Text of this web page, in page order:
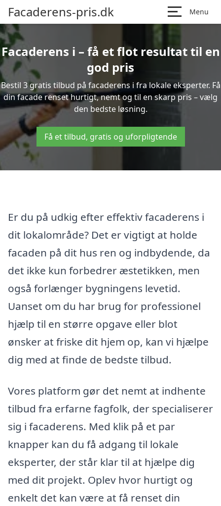
Facaderens-pris.dk Menu
Facaderens i – få et flot resultat til en
god pris
Bestil 3 gratis tilbud på facaderens i fra lokale eksperter. Få
din facade renset hurtigt, nemt og til en skarp pris – vælg
den bedste løsning.
Få et tilbud, gratis og uforpligtende
Er du på udkig efter effektiv facaderens i
dit lokalområde? Det er vigtigt at holde
facaden på dit hus ren og indbydende, da
det ikke kun forbedrer æstetikken, men
også forlænger bygningens levetid.
Uanset om du har brug for professionel
hjælp til en større opgave eller blot
ønsker at friske dit hjem op, kan vi hjælpe
dig med at finde de bedste tilbud.
Vores platform gør det nemt at indhente
tilbud fra erfarne fagfolk, der specialiserer
sig i facaderens. Med klik på et par
knapper kan du få adgang til lokale
eksperter, der står klar til at hjælpe dig
med dit projekt. Oplev hvor hurtigt og
enkelt det kan være at få renset din